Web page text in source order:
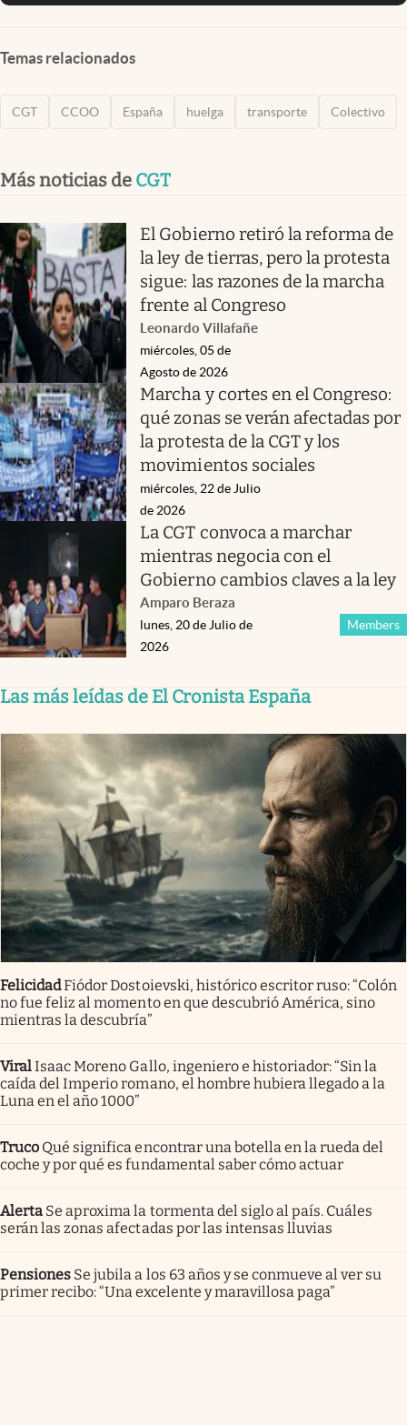
Temas relacionados
CGT CCOO España huelga transporte Colectivo
Más noticias de CGT
El Gobierno retiró la reforma de
la ley de tierras, pero la protesta
sigue: las razones de la marcha
frente al Congreso
Leonardo Villafañe
miércoles, 05 de
Agosto de 2026
Marcha y cortes en el Congreso:
qué zonas se verán afectadas por
la protesta de la CGT y los
movimientos sociales
miércoles, 22 de Julio
de 2026
La CGT convoca a marchar
mientras negocia con el
Gobierno cambios claves a la ley
Amparo Beraza
Members
lunes, 20 de Julio de
2026
Las más leídas de El Cronista España
FelicidadFiódor Dostoievski, histórico escritor ruso: “Colón
no fue feliz al momento en que descubrió América, sino
mientras la descubría”
ViralIsaac Moreno Gallo, ingeniero e historiador: “Sin la
caída del Imperio romano, el hombre hubiera llegado a la
Luna en el año 1000”
Truco Qué significa encontrar una botella en la rueda del
coche y por qué es fundamental saber cómo actuar
Alerta Se aproxima la tormenta del siglo al país. Cuáles
serán las zonas afectadas por las intensas lluvias
Pensiones Se jubila a los 63 años y se conmueve al ver su
primer recibo: “Una excelente y maravillosa paga”